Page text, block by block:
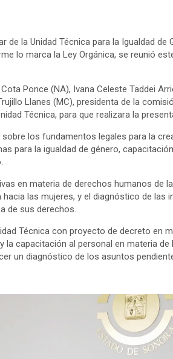
de la Unidad Técnica para la Igualdad de
lo marca la Ley Orgánica, se reunió
Ponce (NA), Ivana Celeste Taddei
Llanes (MC), presidenta de la
Técnica, para que realizara la
los fundamentos legales para la
para la igualdad de género,
en materia de derechos humanos de
las mujeres, y el diagnóstico de las
de sus derechos.
Técnica con proyecto de decreto en
la capacitación al personal en materia de
un diagnóstico de los asuntos